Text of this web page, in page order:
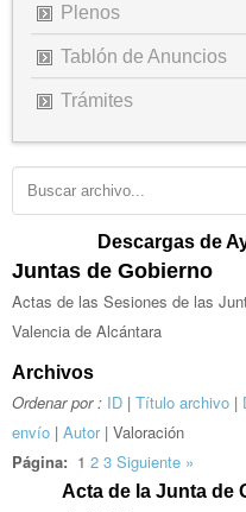
Plenos
Tablón de Anuncios
Trámites
Descargas de
Juntas de Gobierno
Actas de las Sesiones de las
Valencia de Alcántara
Archivos
Ordenar por : ID | Título archivo |
envío | Autor| Valoración
Página: 1 2 3 Siguiente »
Acta de la Junta de